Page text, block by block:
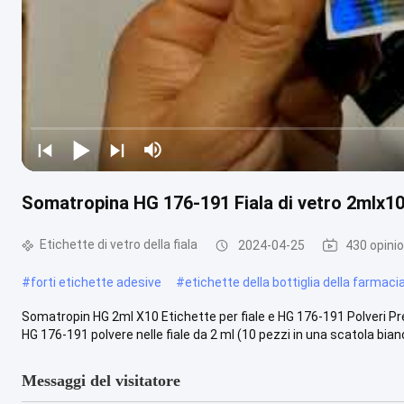
Somatropina HG 176-191 Fiala di vetro
Etichette di vetro della fiala 2024-04-25 430
#forti etichette adesive #etichette della bottiglia della
Somatropin HG 2ml X10 Etichette per fiale e HG 176-191 Polveri
HG 176-191 polvere nelle fiale da 2 ml (10 pezzi in una scatola
Messaggi del visitatore